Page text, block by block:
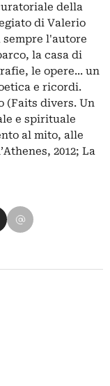
della
di Valerio
sempre l'autore
la casa di
le opere... un
e ricordi.
(Faits divers. Un
e spirituale
al mito, alle
2012; La
su Pinterest
su WhatsApp
Condividi su Email